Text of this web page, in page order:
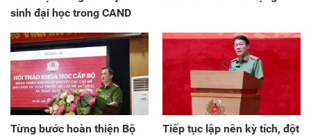
sinh đại học trong CAND
Từng bước hoàn thiện Bộ
Tiếp tục lập nên kỳ tích, đột